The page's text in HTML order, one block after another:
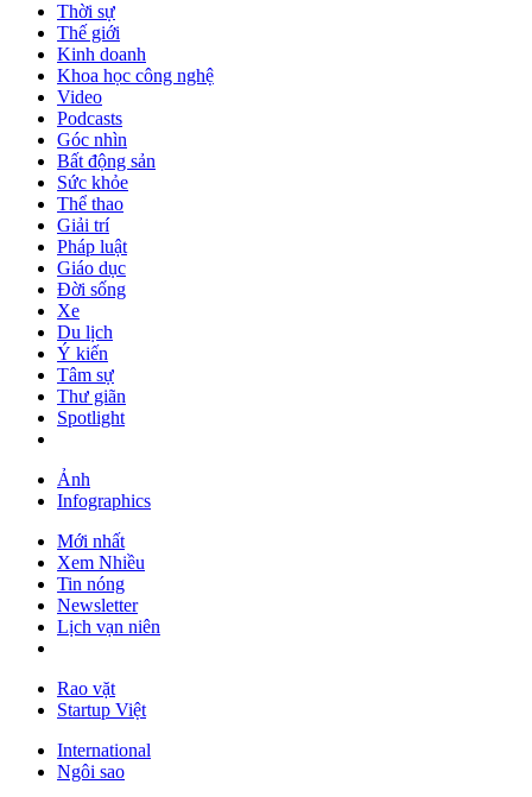
Thời sự
Thế giới
Kinh doanh
Khoa học công nghệ
Video
Podcasts
Góc nhìn
Bất động sản
Sức khỏe
Thể thao
Giải trí
Pháp luật
Giáo dục
Đời sống
Xe
Du lịch
Ý kiến
Tâm sự
Thư giãn
Spotlight
Ảnh
Infographics
Mới nhất
Xem Nhiều
Tin nóng
Newsletter
Lịch vạn niên
Rao vặt
Startup Việt
International
Ngôi sao